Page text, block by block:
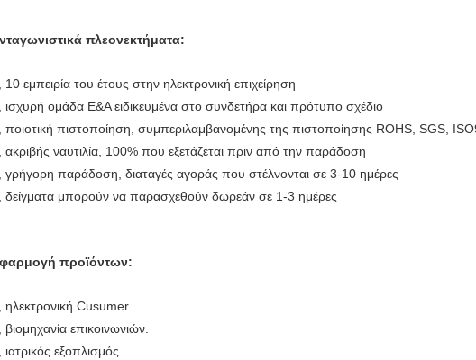
πλεονεκτήματα:
10 εμπειρία του έτους στην ηλεκτρονική επιχείρηση
ισχυρή ομάδα Ε&Α ειδικευμένα στο συνδετήρα και πρότυπο σχέδιο
ποιοτική πιστοποίηση, συμπεριλαμβανομένης της πιστοποίησης ROHS, SGS,
ακριβής ναυτιλία, 100% που εξετάζεται πριν από την παράδοση
γρήγορη παράδοση, διαταγές αγοράς που στέλνονται σε 3-10 ημέρες
δείγματα μπορούν να παρασχεθούν δωρεάν σε 1-3 ημέρες
προϊόντων:
ηλεκτρονική Cusumer.
βιομηχανία επικοινωνιών.
ιατρικός εξοπλισμός.